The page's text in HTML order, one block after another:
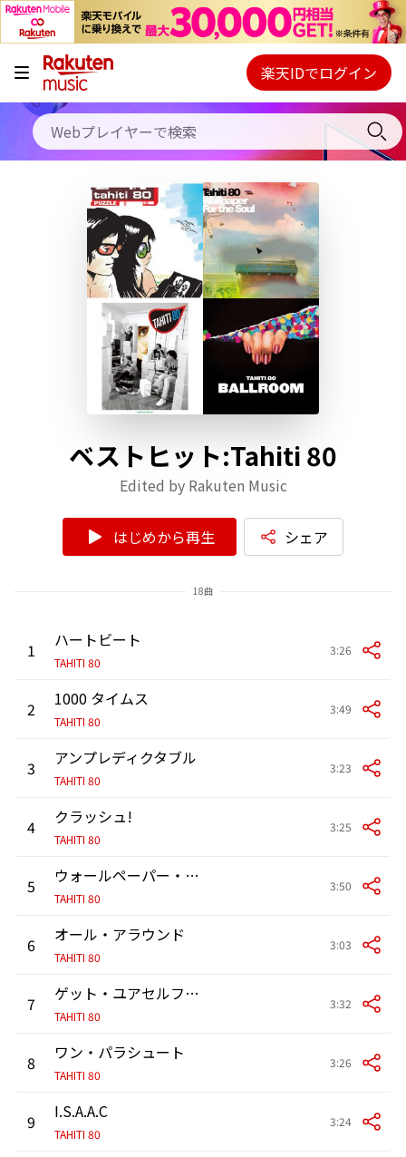
キャンペーン
料金プラン
使い方
初回30日間無料お試し
Webプレイヤー
ご契約内容の確認・変更
楽天IDでログイン
ベストヒット:Tahiti 80
Edited by Rakuten Music
はじめから再生 シェア
18曲
1 ハートビート
TAHITI 80
3:26
2 1000 タイムス
TAHITI 80
3:49
3 アンプレディクタブル
TAHITI 80
3:23
4 クラッシュ!
TAHITI 80
3:25
5 ウォールペーパー・フォー・ザ・ソウル
TAHITI 80
3:50
6 オール・アラウンド
TAHITI 80
3:03
7 ゲット・ユアセルフ・トゥゲザー
TAHITI 80
3:32
8 ワン・パラシュート
TAHITI 80
3:26
9 I.S.A.A.C
TAHITI 80
3:24